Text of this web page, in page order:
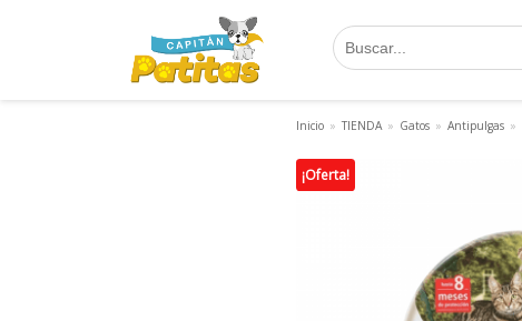
Inicio » TIENDA » Gatos » Antipulgas »
¡Oferta!